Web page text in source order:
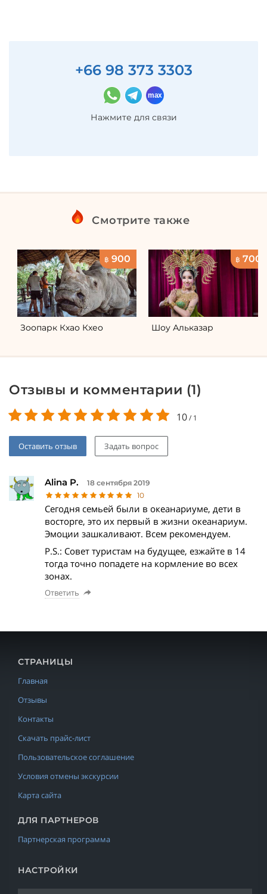
+66 98 373 3303
Нажмите для связи
Смотрите также
฿ 900
Зоопарк Кхао Кхео
฿ 700
Шоу Альказар
Отзывы и комментарии (1)
10/ 1
Оставить отзыв Задать вопрос
Alina P.
18 сентября 2019
10
Сегодня семьей были в океанариуме, дети в
восторге, это их первый в жизни океанариум.
Эмоции зашкаливают. Всем рекомендуем.
P.S.: Совет туристам на будущее, езжайте в 14
тогда точно попадете на кормление во всех
зонах.
Ответить
СТРАНИЦЫ
Главная
Отзывы
Контакты
Скачать прайс-лист
Пользовательское соглашение
Условия отмены экскурсии
Карта сайта
ДЛЯ ПАРТНЕРОВ
Партнерская программа
НАСТРОЙКИ